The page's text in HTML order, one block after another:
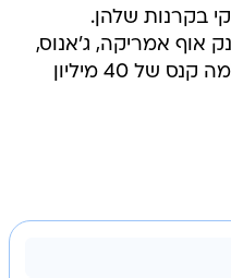
בקרנות שלהן.
אוף אמריקה, ג'אנוס,
בנק וואן וסטרונג. קנארי שילמה קנס של 40 מיליון